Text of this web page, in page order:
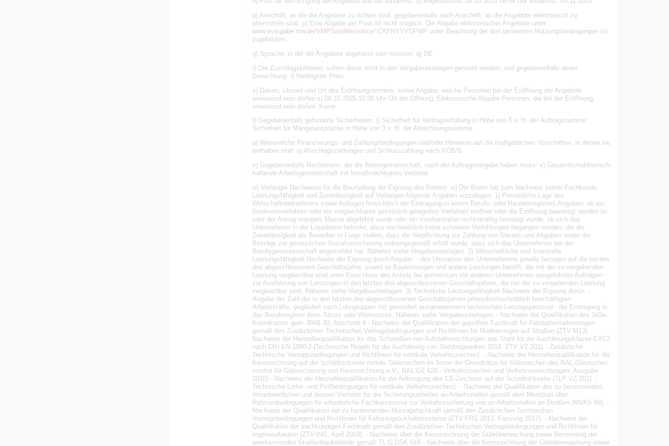
p) Anschrift, an die die Angebote zu richten sind, gegebenenfalls auch Anschrift, an die Angebote elektronisch zu
übermitteln sind: p) Eine Abgabe per Post ist nicht möglich. Die Abgabe elektronischer Angebote unter
www.evergabe.nrw.de/VMPSatellite/notice/CXPNYYVDPMP unter Beachtung der dort genannten Nutzungsbedingungen ist
zugelassen.
q) Sprache, in der die Angebote abgefasst sein müssen: q) DE
r) Die Zuschlagskriterien, sofern diese nicht in den Vergabeunterlagen genannt werden, und gegebenenfalls deren
Gewichtung: r) Niedrigster Preis
s) Datum, Uhrzeit und Ort des Eröffnungstermins, sowie Angabe, welche Personen bei der Eröffnung der Angebote
anwesend sein dürfen s) 08.10.2025 10:00 Uhr Ort der Öffnung: Elektronische Abgabe Personen, die bei der Eröffnung
anwesend sein dürfen: Keine
t) Gegebenenfalls geforderte Sicherheiten: t) Sicherheit für Vertragserfüllung in Höhe von 5 v. H. der Auftragssumme;
Sicherheit für Mängelansprüche in Höhe von 3 v. H. der Abrechnungssumme.
u) Wesentliche Finanzierungs- und Zahlungsbedingungen und/oder Hinweise auf die maßgeblichen Vorschriften, in denen sie
enthalten sind: u) Abschlagszahlungen und Schlusszahlung nach VOB/B
v) Gegebenenfalls Rechtsform, die die Bietergemeinschaft, nach der Auftragsvergabe haben muss: v) Gesamtschuldnerisch
haftende Arbeitsgemeinschaft mit bevollmächtigtem Vertreter
w) Verlangte Nachweise für die Beurteilung der Eignung des Bieters: w) Der Bieter hat zum Nachweis seiner Fachkunde,
Leistungsfähigkeit und Zuverlässigkeit auf Verlangen folgende Angaben vorzulegen. 1) Persönliche Lage des
Wirtschaftsteilnehmers sowie Auflagen hinsichtlich der Eintragung in einem Berufs- oder Handelsregisters Angaben, ob ein
Insolvenzverfahren oder ein vergleichbares gesetzlich geregeltes Verfahren eröffnet oder die Eröffnung beantragt worden ist
oder der Antrag mangels Masse abgelehnt wurde oder ein Insolvenzplan rechtskräftig bestätigt wurde, ob sich das
Unternehmen in der Liquidation befindet, dass nachweislich keine schweren Verfehlungen begangen wurden, die die
Zuverlässigkeit als Bewerber in Frage stellen, dass die Verpflichtung zur Zahlung von Steuern und Abgaben sowie der
Beiträge zur gesetzlichen Sozialversicherung ordnungsgemäß erfüllt wurde, dass sich das Unternehmen bei der
Berufsgenossenschaft angemeldet hat. Näheres siehe Vergabeunterlagen. 2) Wirtschaftliche und finanzielle
Leistungsfähigkeit Nachweis der Eignung durch Angabe: - des Umsatzes des Unternehmens jeweils bezogen auf die letzten
drei abgeschlossenen Geschäftsjahre, soweit er Bauleistungen und andere Leistungen betrifft, die mit der zu vergebenden
Leistung vergleichbar sind unter Einschluss des Anteils bei gemeinsam mit anderen Unternehmen ausgeführten Aufträgen -
zur Ausführung von Leistungen in den letzten drei abgeschlossenen Geschäftsjahren, die mit der zu vergebenden Leistung
vergleichbar sind. Näheres siehe Vergabeunterlagen. 3) Technische Leistungsfähigkeit Nachweis der Eignung durch: -
Angabe der Zahl der in den letzten drei abgeschlossenen Geschäftsjahren jahresdurchschnittlich beschäftigten
Arbeitskräfte, gegliedert nach Lohngruppen mit gesondert ausgewiesenem technischen Leitungspersonal - die Eintragung in
das Berufsregister ihres Sitzes oder Wohnsitzes. Näheres siehe Vergabeunterlagen. - Nachweis der Qualifikation des SiGe-
Koordinators gem. RAB 30, Abschnitt 4 - Nachweis der Qualifikation der geprüften Fachkraft für Fahrbahnmarkierungen
gemäß den Zusätzlichen Technischen Vertragsbedingungen und Richtlinien für Markierungen auf Straßen (ZTV M13). -
Nachweis der Herstellerqualifikation für das Schweißen von Aufstellvorrichtungen aus Stahl für die Ausführungsklasse EXC2
nach DIN EN 1090-2 (Technische Regeln für die Ausführung von Stahltragwerken 2018, ZTV VZ 2011 - Zusätzliche
Technische Vertragsbedingungen und Richtlinien für vertikale Verkehrszeichen). - Nachweis der Herstellerqualifikation für die
Kennzeichnung auf der Schildrückseite mittels Gütezeichen im Sinne der Grundsätze für Gütezeichen des RAL (Deutsches
Institut für Gütesicherung und Kennzeichnung e.V., RAL GZ 628 - Verkehrszeichen und Verkehrseinrichtungen, Ausgabe
2010) - Nachweis der Herstellerqualifikation für die Anbringung des CE-Zeichens auf der Schildrückseite (TLP VZ 2011 -
Technische Liefer- und Prüfbedingungen für vertikale Verkehrszeichen). - Nachweis der Qualifikation des zu benennenden
Verantwortlichen und dessen Vertreter für die Sicherungsarbeiten an Arbeitsstellen gemäß dem Merkblatt über
Rahmenbedingungen für erforderliche Fachkenntnisse zur Verkehrssicherung von an Arbeitsstellen an Straßen (MVAS 99). -
Nachweis der Qualifikation der zu benennenden Montagefachkraft gemäß den Zusätzlichen Technischen
Vertragsbedingungen und Richtlinien für Fahrzeugrückhaltesysteme (ZTV FRS 2013, Fassung 2017). - Nachweis der
Qualifikation der sachkundigen Fachkraft gemäß den Zusätzlichen Technischen Vertragsbedingungen und Richtlinien für
Ingenieurbauten (ZTV-ING, April 2019). - Nachweis über die Kennzeichnung der Güteüberwachung sowie Benennung der
anerkennenden Straßenbaubehörde gemäß TL G DSK-StB - Nachweis über die Kennzeichnung der Güteüberwachung sowie